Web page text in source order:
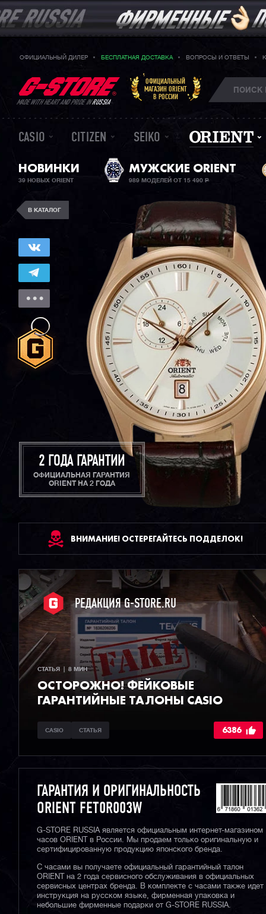
ОФИЦИАЛЬНЫЙ ДИЛЕР БЕСПЛАТНАЯ ДОСТАВКА ВОПРОСЫ И ОТВЕТЫ
MADE WITH HEART AND PRIDE INRUSSIA
ОФИЦИАЛЬНЫЙ
МАГАЗИН ORIENT
В РОССИИ
CASIO CITIZEN SEIKO
НОВИНКИ
39 НОВЫХ ORIENT
МУЖСКИЕ ORIENT
989 МОДЕЛЕЙ ОТ 15 490Р
В КАТАЛОГ
2 ГОДА ГАРАНТИИ
ОФИЦИАЛЬНАЯ ГАРАНТИЯ
ORIENT НА 2 ГОДА
ВНИМАНИЕ! ОСТЕРЕГАЙТЕСЬ ПОДДЕЛОК!
РЕДАКЦИЯ G-STORE.RU
СТАТЬЯ  |  8 МИН
ОСТОРОЖНО! ФЕЙКОВЫЕ
ГАРАНТИЙНЫЕ ТАЛОНЫ CASIO
CASIO СТАТЬЯ 6386
ГАРАНТИЯ И ОРИГИНАЛЬНОСТЬ
ORIENT FET0R003W
G-STORE RUSSIA является официальным интернет-магазином
часов ORIENT в России. Мы продаем только оригинальную и
сертифицированную продукцию японского бренда.
С часами вы получаете официальный гарантийный талон
ORIENT на 2 года сервисного обслуживания в официальных
сервисных центрах бренда. В комплекте с часами также идет
инструкция на русском языке, фирменная упаковка и
небольшие фирменные подарки от G-STORE RUSSIA.